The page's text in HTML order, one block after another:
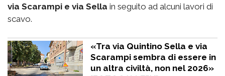
via Scarampi e via Sella in seguito ad alcuni lavori di
scavo.
«Tra via Quintino Sella e via
Scarampi sembra di essere in
un altra civiltà, non nel 2026»